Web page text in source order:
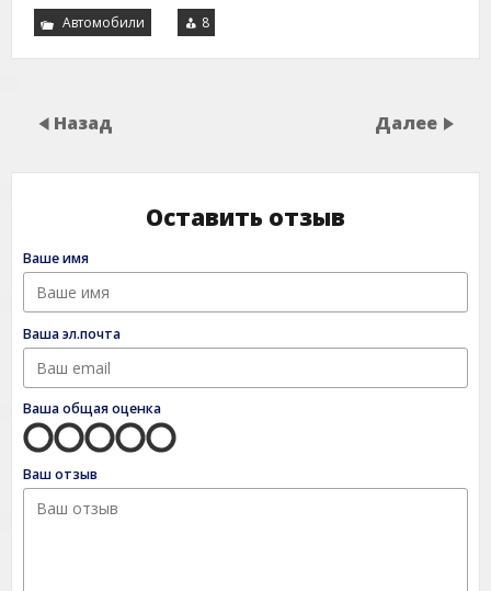
Автомобили 8
Назад Далее
Оставить отзыв
Ваше имя
Ваша эл.почта
Ваша общая оценка
Ваш отзыв